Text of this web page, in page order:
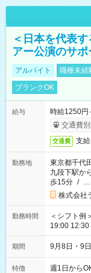
＜日本を代表
アー公演のサ
アルバイト 職種未経
ブランクOK
給与
時給1250円
交通費
交通費 支給
勤務地
東京都千代
九段下駅か
歩15分 / …
株式会社
勤務時間
＜シフト例
19:00 12:30～22:00 上記の時間から
時間は変更
期間 9月8日・9日
特徴 週1日から